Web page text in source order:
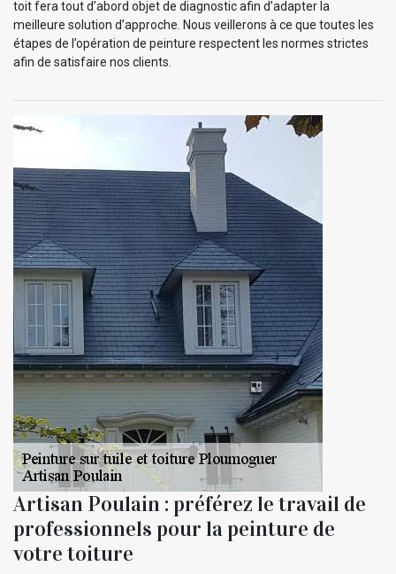
toit fera tout d’abord objet de diagnostic afin d’adapter la
meilleure solution d’approche. Nous veillerons à ce que toutes les
étapes de l’opération de peinture respectent les normes strictes
afin de satisfaire nos clients.
Artisan Poulain : préférez le travail de
professionnels pour la peinture de
votre toiture